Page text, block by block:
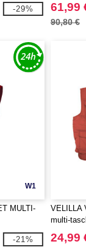
-29% 61,99
90,80 €
W1
MULTI-
-21%
VELILLA
multi-
24,99